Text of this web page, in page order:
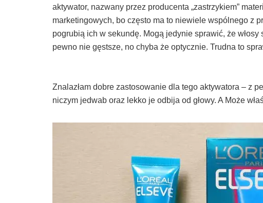
aktywator, nazwany przez producenta „zastrzykiem”
marketingowych, bo często ma to niewiele wspólnego z
pogrubią ich w sekundę. Mogą jedynie sprawić, że
pewno nie gęstsze, no chyba że optycznie. Trudna to
Znalazłam dobre zastosowanie dla tego aktywatora – z
niczym jedwab oraz lekko je odbija od głowy. A Może